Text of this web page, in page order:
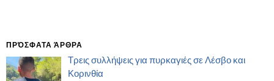
ΠΡΌΣΦΑΤΑ ΆΡΘΡΑ
Τρεις συλλήψεις για πυρκαγιές σε Λέσβο και
Κορινθία